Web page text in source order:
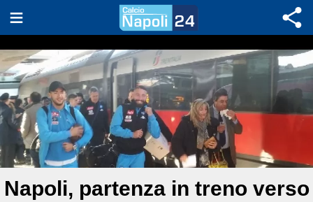
Napoli, partenza in treno verso